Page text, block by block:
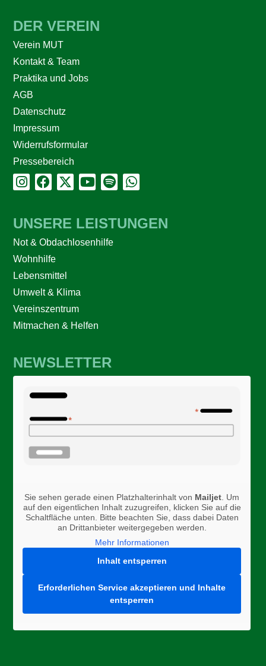
DER VEREIN
Verein MUT
Kontakt & Team
Praktika und Jobs
AGB
Datenschutz
Impressum
Widerrufsformular
Pressebereich
UNSERE LEISTUNGEN
Not & Obdachlosenhilfe
Wohnhilfe
Lebensmittel
Umwelt & Klima
Vereinszentrum
Mitmachen & Helfen
NEWSLETTER
Sie sehen gerade einen Platzhalterinhalt von Mailjet. Um
auf den eigentlichen Inhalt zuzugreifen, klicken Sie auf die
Schaltfläche unten. Bitte beachten Sie, dass dabei Daten
an Drittanbieter weitergegeben werden.
Mehr Informationen
Inhalt entsperren
Erforderlichen Service akzeptieren und Inhalte
entsperren